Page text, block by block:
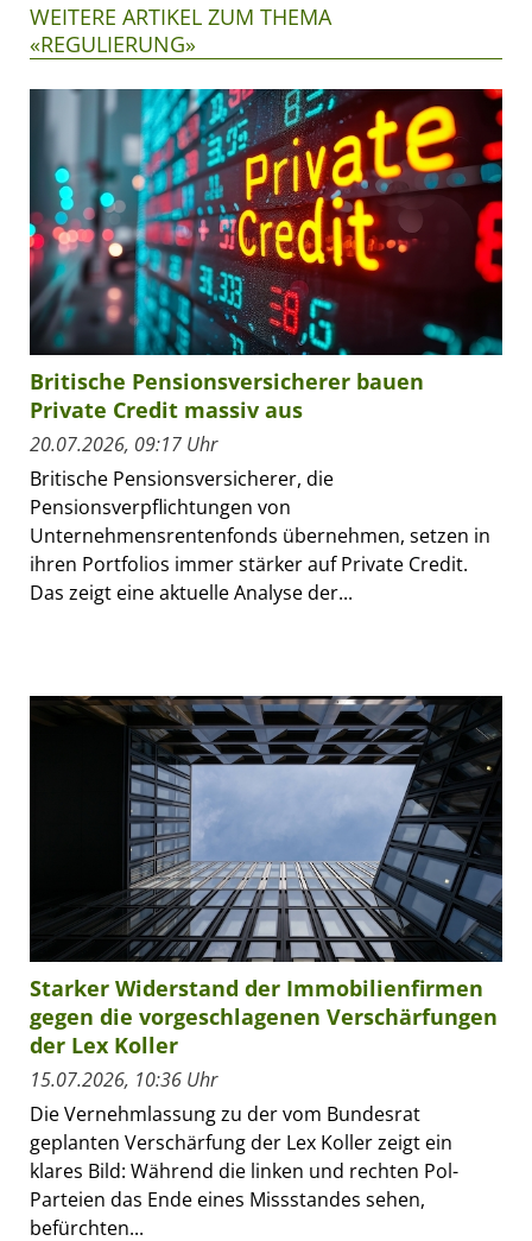
WEITERE ARTIKEL ZUM THEMA
«REGULIERUNG»
Britische Pensionsversicherer bauen
Private Credit massiv aus
20.07.2026, 09:17 Uhr
Britische Pensionsversicherer, die
Pensionsverpflichtungen von
Unternehmensrentenfonds übernehmen, setzen in
ihren Portfolios immer stärker auf Private Credit.
Das zeigt eine aktuelle Analyse der...
Starker Widerstand der Immobilienfirmen
gegen die vorgeschlagenen Verschärfungen
der Lex Koller
15.07.2026, 10:36 Uhr
Die Vernehmlassung zu der vom Bundesrat
geplanten Verschärfung der Lex Koller zeigt ein
klares Bild: Während die linken und rechten Pol-
Parteien das Ende eines Missstandes sehen,
befürchten...